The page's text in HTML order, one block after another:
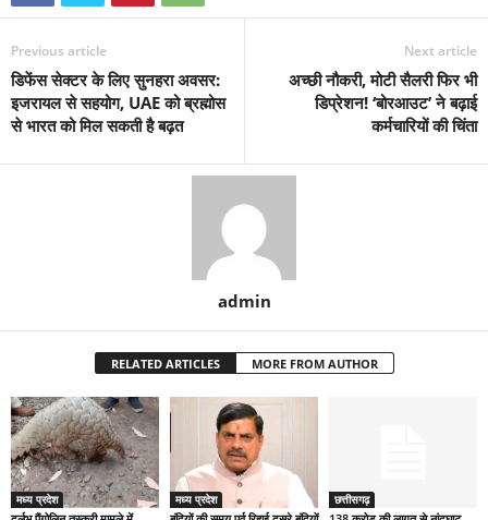
Previous article
डिफेंस सेक्टर के लिए सुनहरा अवसर:
इजरायल से सहयोग, UAE को ब्रह्मोस
से भारत को मिल सकती है बढ़त
Next article
अच्छी नौकरी, मोटी सैलरी फिर भी
डिप्रेशन! ‘बोरआउट’ ने बढ़ाई
कर्मचारियों की चिंता
admin
RELATED ARTICLES MORE FROM AUTHOR
मध्य प्रदेश मध्य प्रदेश छत्तीसगढ़